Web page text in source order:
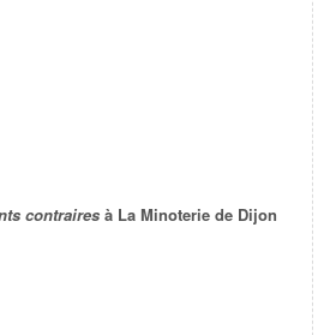
contraires à La Minoterie de Dijon